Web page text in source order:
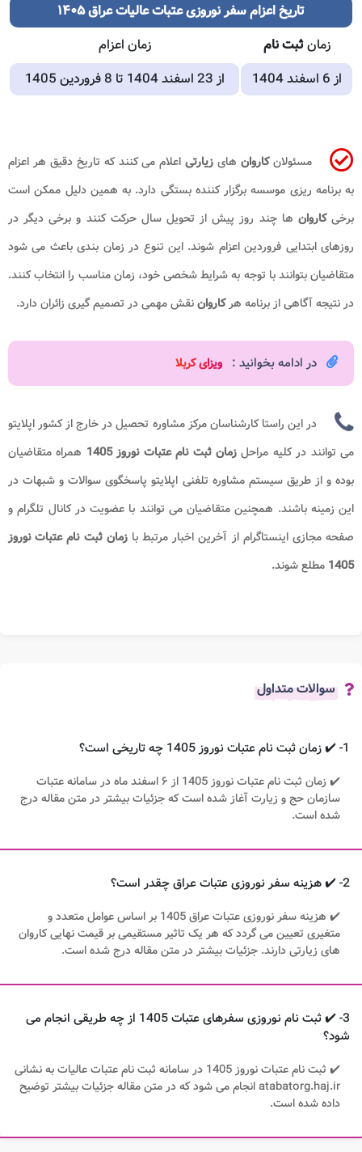
تاریخ اعزامسفر نوروزی عتبات عالیات عراق ۱۴۰۵
زمانثبت نام
زمان اعزام
از 6 اسفند 1404
از 23 اسفند 1404 تا 8 فروردین 1405
مسئولانکاروان های زیارتی اعلام می کنند که تاریخ دقیق هر اعزام
به برنامه ریزی موسسه برگزار کننده بستگی دارد. به همین دلیل ممکن است
برخیکاروان ها چند روز پیش از تحویل سال حرکت کنند و برخی دیگر در
روزهای ابتدایی فروردین اعزام شوند. این تنوع در زمان بندی باعث می شود
متقاضیان بتوانند با توجه به شرایط شخصی خود، زمان مناسب را انتخاب کنند.
در نتیجه آگاهی از برنامه هرکارواننقش مهمی در تصمیم گیری زائران دارد.
در ادامه بخوانید : ویزای کربلا
در این راستا کارشناسان مرکز مشاوره تحصیل در خارج از کشور اپلایتو
می توانند در کلیه مراحلزمان ثبت نام عتبات نوروز​ 1405
همراه متقاضیان
بوده و از طریق سیستم مشاوره تلفنی اپلایتو پاسخگوی سوالات و شبهات در
این زمینه باشند. همچنین متقاضیان می توانند با عضویت در کانال تلگرام و
صفحه مجازی اینستاگرام از آخرین اخبار مرتبط بازمان ثبت نام عتبات نوروز​
1405 مطلع شوند.
سوالات متداول
1- ✔️ زمان ثبت نام عتبات نوروز 1405 چه تاریخی است؟
✔️ زمان ثبت نام عتبات نوروز 1405 از ۶ اسفند ماه در سامانه عتبات
سازمان حج و زیارت آغاز شده است که جزئیات بیشتر در متن مقاله درج
شده است.
2- ✔️ هزینه سفر نوروزی عتبات عراق چقدر است؟
✔️ هزینه سفر نوروزی عتبات عراق 1405 بر اساس عوامل متعدد و
متغیری تعیین می گردد که هر یک تاثیر مستقیمی بر قیمت نهایی کاروان
های زیارتی دارند. جزئیات بیشتر در متن مقاله درج شده است.
3- ✔️ ثبت نام نوروزی سفرهای عتبات 1405 از چه طریقی انجام می
شود؟
✔️ ثبت نام عتبات نوروز 1405 در سامانه ثبت نام عتبات عالیات به نشانی
atabatorg.haj.ir انجام می شود که در متن مقاله جزئیات بیشتر توضیح
داده شده است.